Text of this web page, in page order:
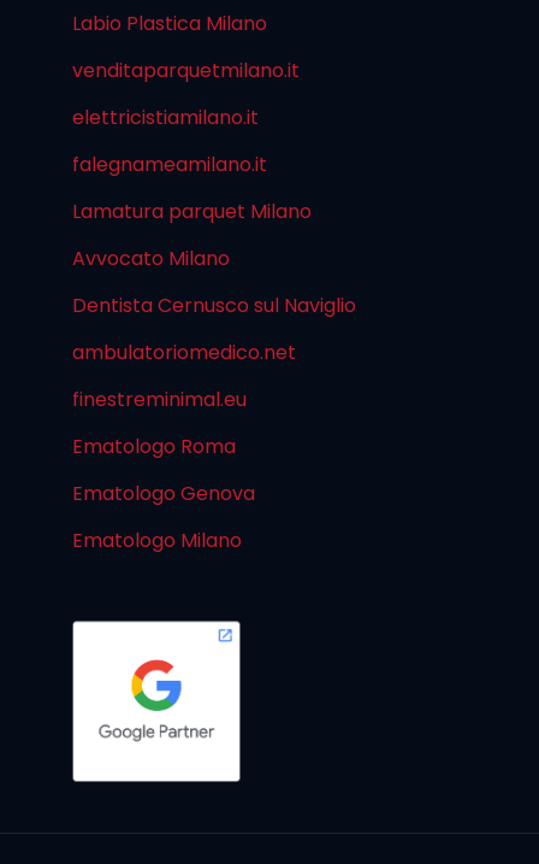
Labio Plastica Milano
venditaparquetmilano.it
elettricistiamilano.it
falegnameamilano.it
Lamatura parquet Milano
Avvocato Milano
Dentista Cernusco sul Naviglio
ambulatoriomedico.net
finestreminimal.eu
Ematologo Roma
Ematologo Genova
Ematologo Milano